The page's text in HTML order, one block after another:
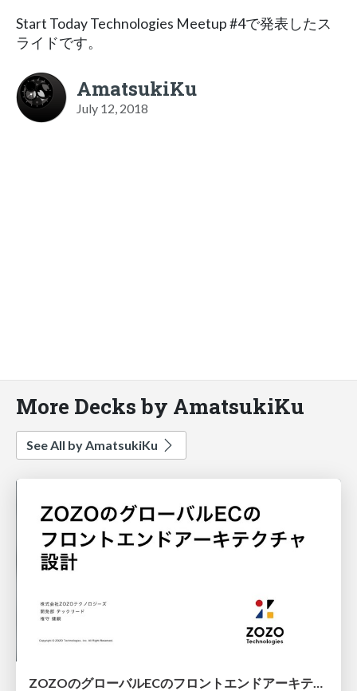
Start Today Technologies Meetup #4で発表したス
ライドです。
AmatsukiKu
July 12, 2018
More Decks by AmatsukiKu
See All by AmatsukiKu
ZOZOのグローバルECのフロントエンドアーキテクチャ設計 / Frontend Architecture Design of ZOZO